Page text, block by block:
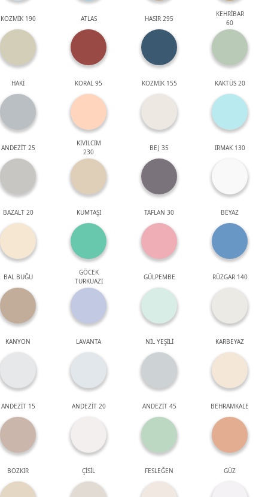
KOZMİK 190 ATLAS HASIR 295
KEHRİBAR
60
HAKİ KORAL 95 KOZMİK 155 KAKTÜS 20
ANDEZİT 25
KIVILCIM
230
BEJ 35 IRMAK 130
BAZALT 20 KUMTAŞI TAFLAN 30 BEYAZ
BAL BUĞU
GÖCEK
TURKUAZI
GÜLPEMBE RÜZGAR 140
KANYON LAVANTA NİL YEŞİLİ KARBEYAZ
ANDEZİT 15 ANDEZİT 20 ANDEZİT 45 BEHRAMKALE
BOZKIR ÇİSİL FESLEĞEN GÜZ